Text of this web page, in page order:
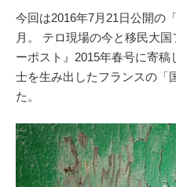
今回は2016年7月21日公開の
月。 テロ現場の今と移民大
ーポスト』2015年春号に寄
士を生み出したフランスの「
た。